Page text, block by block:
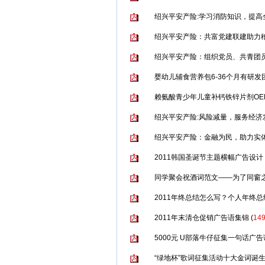
绍兴平安产险:学习消防知识，提高
绍兴平安产险：共富党建联建助力
绍兴平安产险：组织党员、共青团
婴幼儿辅食营养包6-36个月有研发
赖氨酸青少年儿童补钙铁锌片剂
绍兴平安产险:风险减量，服务经济
绍兴平安产险：金融为民，助力实
2011韩国圣诞节主题横幅广告设计
同学聚会祝酒词范文——为了同窗
2011年终总结怎么写？个人年终总
2011年末清仓促销广告语集锦 (
5000元 U部落牛仔征集一句话广告
“绿地杯”歌词征集活动十大金词诞生